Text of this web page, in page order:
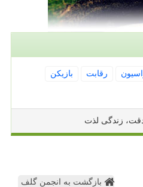
رقابت
بازیكن
زندگی لذت
بازگشت به انجمن گلف